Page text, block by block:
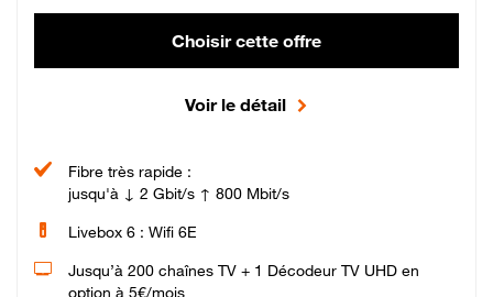
Choisir cette offre
Voir le détail
Fibre très rapide :
jusqu'à ↓ 2 Gbit/s ↑ 800 Mbit/s
Livebox 6 : Wifi 6E
Jusqu’à 200 chaînes TV + 1 Décodeur TV UHD en
option à 5€/mois